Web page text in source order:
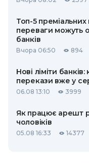
Топ-5 преміальних
переваги можуть
банків
Вчора 06:50 894
Нові ліміти
перекази вже у
06.08 13:10 3999
Як працює арешт
чоловіків
05.08 16:33 14377